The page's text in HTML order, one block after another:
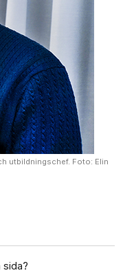
utbildningschef. Foto: Elin
sida?